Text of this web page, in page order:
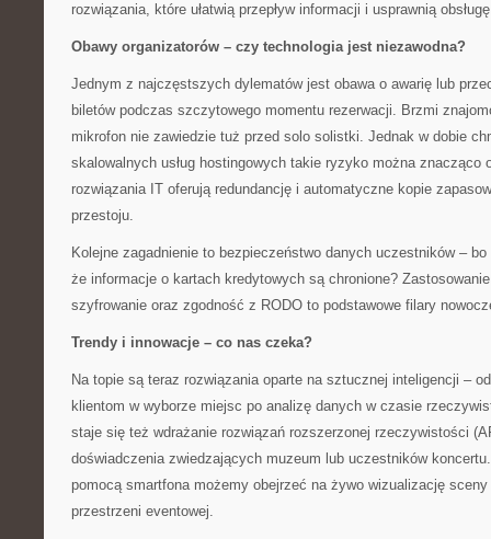
rozwiązania, które ułatwią przepływ informacji i usprawnią
Obawy organizatorów – czy technologia jest niezawodna?
Jednym z najczęstszych dylematów jest obawa o awarię lub
biletów podczas szczytowego momentu rezerwacji. Brzmi
mikrofon nie zawiedzie tuż przed solo solistki. Jednak w dobie
skalowalnych usług hostingowych takie ryzyko można znacząco
rozwiązania IT oferują redundancję i automatyczne kopie
przestoju.
Kolejne zagadnienie to bezpieczeństwo danych uczestników –
że informacje o kartach kredytowych są chronione?
szyfrowanie oraz zgodność z RODO to podstawowe filary
Trendy i innowacje – co nas czeka?
Na topie są teraz rozwiązania oparte na sztucznej inteligencji –
klientom w wyborze miejsc po analizę danych w czasie
staje się też wdrażanie rozwiązań rozszerzonej rzeczywistości
doświadczenia zwiedzających muzeum lub uczestników
pomocą smartfona możemy obejrzeć na żywo wizualizację
przestrzeni eventowej.